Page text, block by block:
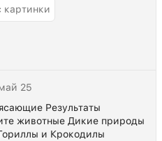
25
Результаты
животные Дикие природы
и Крокодилы